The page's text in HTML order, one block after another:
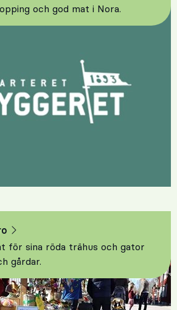
och god mat i Nora.
för sina röda trähus och gator
gårdar.